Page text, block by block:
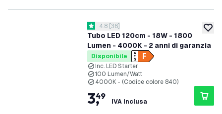
Tubo LED 120cm - 18W - 1800
Lumen - 4000K - 2 anni di garanzia
apri il cassetto delle recensioni
4.8 stelle di valutazione
4.8 [36]
Disponibile
Inc. LED Starter
100 Lumen/Watt
4000K - (Codice colore 840)
3,
49
IVA inclusa